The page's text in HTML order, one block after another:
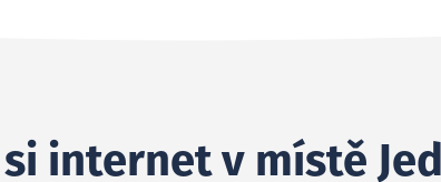
internet v místě